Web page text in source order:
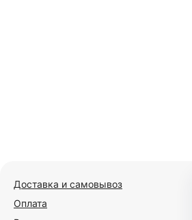
Доставка и самовывоз
Оплата